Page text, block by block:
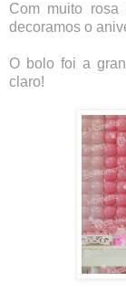
Com muito rosa
decoramos o
O bolo foi a
claro!